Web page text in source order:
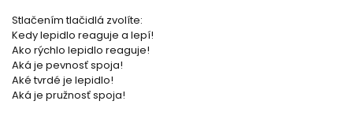
Stlačením tlačidlá zvolíte:
Kedy lepidlo reaguje a lepí!
Ako rýchlo lepidlo reaguje!
Aká je pevnosť spoja!
Aké tvrdé je lepidlo!
Aká je pružnosť spoja!